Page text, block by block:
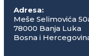
Adresa:
Meše Selimovića
78000 Banja Luka
Bosna i